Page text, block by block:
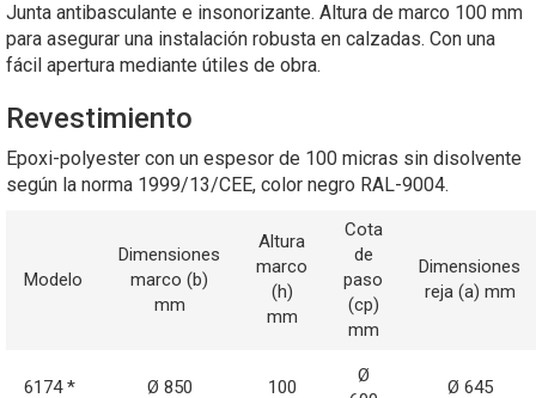
Junta antibasculante e insonorizante. Altura de marco 100 mm
para asegurar una instalación robusta en calzadas. Con una
fácil apertura mediante útiles de obra.
Revestimiento
Epoxi-polyester con un espesor de 100 micras sin disolvente
según la norma 1999/13/CEE, color negro RAL-9004.
Modelo
Dimensiones
marco (b)
mm
Altura
marco
(h)
mm
Cota
de
paso
(cp)
mm
Dimensiones
reja (a) mm
6174 * Ø 850 100
Ø
Ø 645